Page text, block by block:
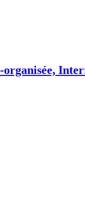
organisée, I